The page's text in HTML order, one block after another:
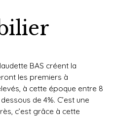
BAS créent la
les premiers à
à cette époque entre 8
de 4%. C’est une
c’est grâce à cette